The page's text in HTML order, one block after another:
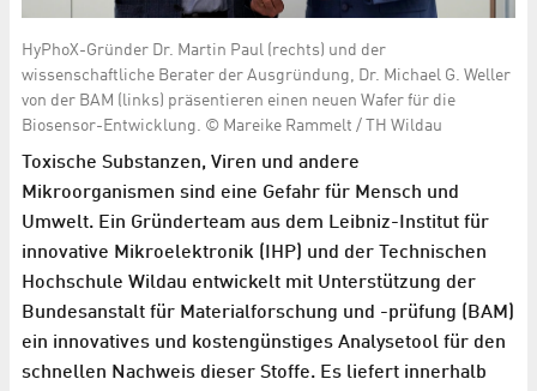
HyPhoX-Gründer Dr. Martin Paul (rechts) und der
wissenschaftliche Berater der Ausgründung, Dr. Michael G. Weller
von der BAM (links) präsentieren einen neuen Wafer für die
Biosensor-Entwicklung. © Mareike Rammelt / TH Wildau
Toxische Substanzen, Viren und andere
Mikroorganismen sind eine Gefahr für Mensch und
Umwelt. Ein Gründerteam aus dem Leibniz-Institut für
innovative Mikroelektronik (IHP) und der Technischen
Hochschule Wildau entwickelt mit Unterstützung der
Bundesanstalt für Materialforschung und -prüfung (BAM)
ein innovatives und kostengünstiges Analysetool für den
schnellen Nachweis dieser Stoffe. Es liefert innerhalb